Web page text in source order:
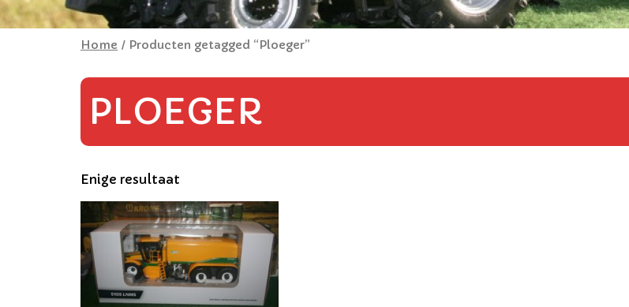
Home / Producten getagged “Ploeger”
PLOEGER
Enige resultaat